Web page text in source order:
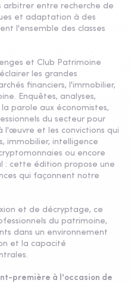
arbitrer entre recherche de
et adaptation à des
l'ensemble des classes
et Club Patrimoine
les grandes
financiers, l'immobilier,
Enquêtes, analyses,
parole aux économistes,
du secteur pour
l'œuvre et les convictions qui
immobilier, intelligence
ou encore
: cette édition propose une
qui façonnent notre
et de décryptage, ce
du patrimoine,
dans un environnement
et la capacité
première à l'occasion de